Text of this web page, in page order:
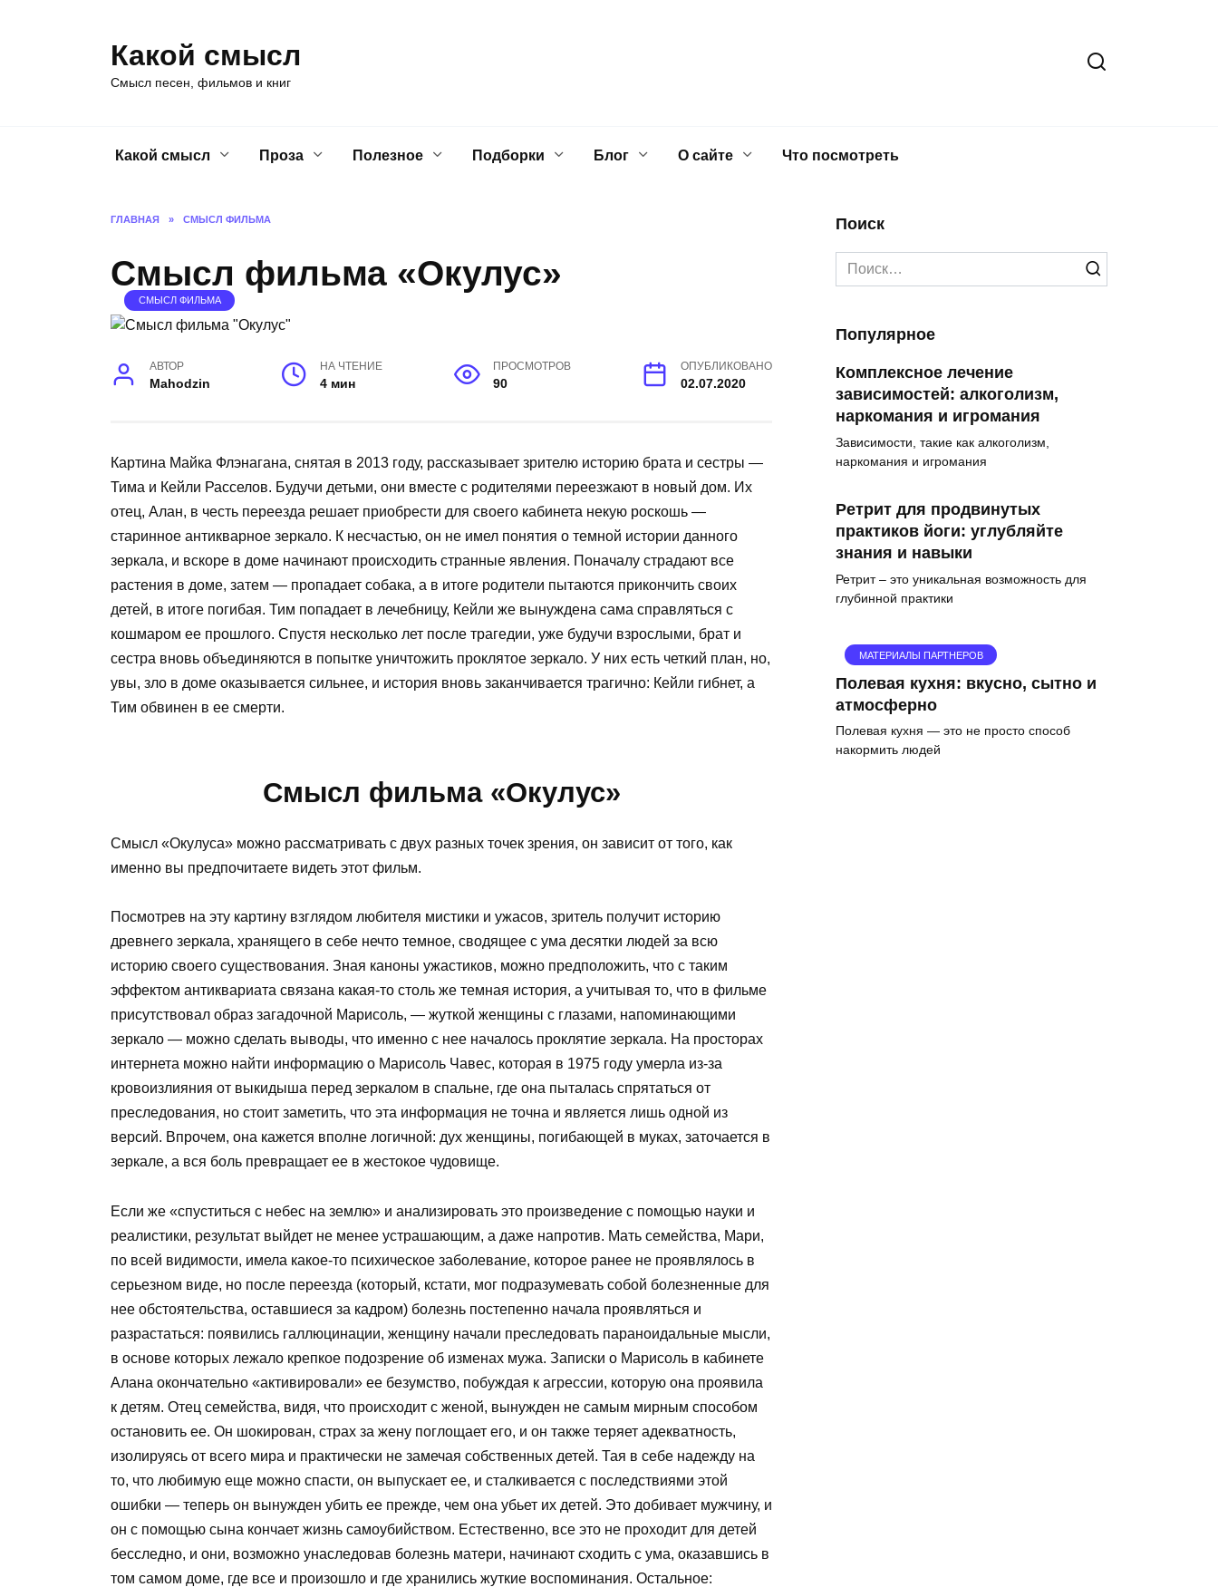
Какой смысл
Смысл песен, фильмов и книг
Какой смысл Проза Полезное Подборки Блог О сайте Что посмотреть
ГЛАВНАЯ » СМЫСЛ ФИЛЬМА
Смысл фильма «Окулус»
СМЫСЛ ФИЛЬМА
АВТОР
Mahodzin
НА ЧТЕНИЕ
4 мин
ПРОСМОТРОВ
90
ОПУБЛИКОВАНО
02.07.2020
Картина Майка Флэнагана, снятая в 2013 году, рассказывает зрителю историю брата и сестры —
Тима и Кейли Расселов. Будучи детьми, они вместе с родителями переезжают в новый дом. Их
отец, Алан, в честь переезда решает приобрести для своего кабинета некую роскошь —
старинное антикварное зеркало. К несчастью, он не имел понятия о темной истории данного
зеркала, и вскоре в доме начинают происходить странные явления. Поначалу страдают все
растения в доме, затем — пропадает собака, а в итоге родители пытаются прикончить своих
детей, в итоге погибая. Тим попадает в лечебницу, Кейли же вынуждена сама справляться с
кошмаром ее прошлого. Спустя несколько лет после трагедии, уже будучи взрослыми, брат и
сестра вновь объединяются в попытке уничтожить проклятое зеркало. У них есть четкий план, но,
увы, зло в доме оказывается сильнее, и история вновь заканчивается трагично: Кейли гибнет, а
Тим обвинен в ее смерти.
Смысл фильма «Окулус»
Смысл «Окулуса» можно рассматривать с двух разных точек зрения, он зависит от того, как
именно вы предпочитаете видеть этот фильм.
Посмотрев на эту картину взглядом любителя мистики и ужасов, зритель получит историю
древнего зеркала, хранящего в себе нечто темное, сводящее с ума десятки людей за всю
историю своего существования. Зная каноны ужастиков, можно предположить, что с таким
эффектом антиквариата связана какая-то столь же темная история, а учитывая то, что в фильме
присутствовал образ загадочной Марисоль, — жуткой женщины с глазами, напоминающими
зеркало — можно сделать выводы, что именно с нее началось проклятие зеркала. На просторах
интернета можно найти информацию о Марисоль Чавес, которая в 1975 году умерла из-за
кровоизлияния от выкидыша перед зеркалом в спальне, где она пыталась спрятаться от
преследования, но стоит заметить, что эта информация не точна и является лишь одной из
версий. Впрочем, она кажется вполне логичной: дух женщины, погибающей в муках, заточается в
зеркале, а вся боль превращает ее в жестокое чудовище.
Если же «спуститься с небес на землю» и анализировать это произведение с помощью науки и
реалистики, результат выйдет не менее устрашающим, а даже напротив. Мать семейства, Мари,
по всей видимости, имела какое-то психическое заболевание, которое ранее не проявлялось в
серьезном виде, но после переезда (который, кстати, мог подразумевать собой болезненные для
нее обстоятельства, оставшиеся за кадром) болезнь постепенно начала проявляться и
разрастаться: появились галлюцинации, женщину начали преследовать параноидальные мысли,
в основе которых лежало крепкое подозрение об изменах мужа. Записки о Марисоль в кабинете
Алана окончательно «активировали» ее безумство, побуждая к агрессии, которую она проявила
к детям. Отец семейства, видя, что происходит с женой, вынужден не самым мирным способом
остановить ее. Он шокирован, страх за жену поглощает его, и он также теряет адекватность,
изолируясь от всего мира и практически не замечая собственных детей. Тая в себе надежду на
то, что любимую еще можно спасти, он выпускает ее, и сталкивается с последствиями этой
ошибки — теперь он вынужден убить ее прежде, чем она убьет их детей. Это добивает мужчину, и
он с помощью сына кончает жизнь самоубийством. Естественно, все это не проходит для детей
бесследно, и они, возможно унаследовав болезнь матери, начинают сходить с ума, оказавшись в
том самом доме, где все и произошло и где хранились жуткие воспоминания. Остальное:
Поиск
Search
for:
Популярное
Комплексное лечение
зависимостей: алкоголизм,
наркомания и игромания
Зависимости, такие как алкоголизм,
наркомания и игромания
Ретрит для продвинутых
практиков йоги: углубляйте
знания и навыки
Ретрит – это уникальная возможность для
глубинной практики
МАТЕРИАЛЫ ПАРТНЕРОВ
Полевая кухня: вкусно, сытно и
атмосферно
Полевая кухня — это не просто способ
накормить людей